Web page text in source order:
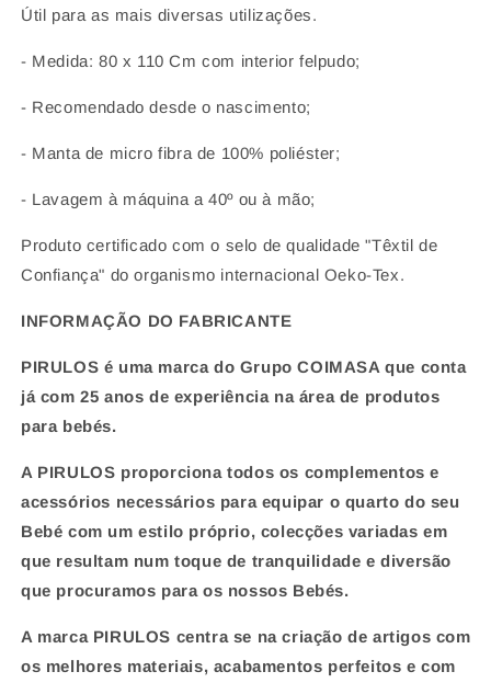
Útil para as mais diversas utilizações.
- Medida: 80 x 110 Cm com interior felpudo;
- Recomendado desde o nascimento;
- Manta de micro fibra de 100% poliéster;
- Lavagem à máquina a 40º ou à mão;
Produto certificado com o selo de qualidade "Têxtil de
Confiança" do organismo internacional Oeko-Tex.
INFORMAÇÃO DO FABRICANTE
PIRULOS é uma marca do Grupo COIMASA que conta
já com 25 anos de experiência na área de produtos
para bebés.
A PIRULOS proporciona todos os complementos e
acessórios necessários para equipar o quarto do seu
Bebé com um estilo próprio, colecções variadas em
que resultam num toque de tranquilidade e diversão
que procuramos para os nossos Bebés.
A marca PIRULOS centra se na criação de artigos com
os melhores materiais, acabamentos perfeitos e com